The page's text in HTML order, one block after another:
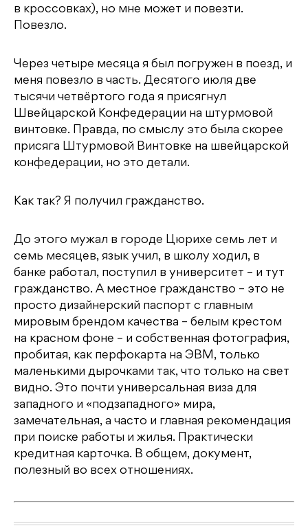
в кроссовках), но мне может и повезти.
Повезло.
Через четыре месяца я был погружен в поезд, и
меня повезло в часть. Десятого июля две
тысячи четвёртого года я присягнул
Швейцарской Конфедерации на штурмовой
винтовке. Правда, по смыслу это была скорее
присяга Штурмовой Винтовке на швейцарской
конфедерации, но это детали.
Как так? Я получил гражданство.
До этого мужал в городе Цюрихе семь лет и
семь месяцев, язык учил, в школу ходил, в
банке работал, поступил в университет – и тут
гражданство. А местное гражданство – это не
просто дизайнерский паспорт с главным
мировым брендом качества – белым крестом
на красном фоне – и собственная фотография,
пробитая, как перфокарта на ЭВМ, только
маленькими дырочками так, что только на свет
видно. Это почти универсальная виза для
западного и «подзападного» мира,
замечательная, а часто и главная рекомендация
при поиске работы и жилья. Практически
кредитная карточка. В общем, документ,
полезный во всех отношениях.